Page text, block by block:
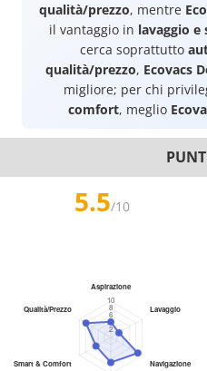
qualità/prezzo, mentre
il vantaggio in lavaggio
cerca soprattutto
qualità/prezzo, Ecovacs
migliore; per chi
comfort, meglio
5.5/10